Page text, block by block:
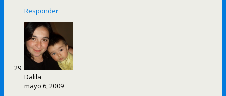
Responder
Dalila
mayo 6, 2009